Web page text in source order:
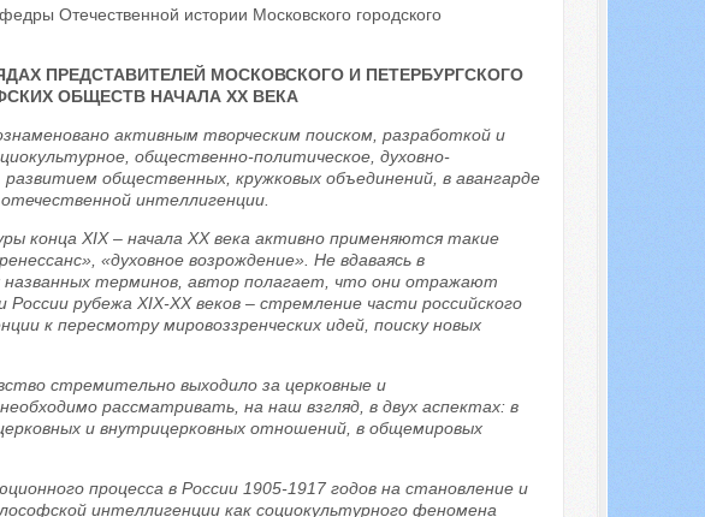
Отечественной истории Московского городского
ПРЕДСТАВИТЕЛЕЙ МОСКОВСКОГО И ПЕТЕРБУРГСКОГО
ОБЩЕСТВ НАЧАЛА ХХ ВЕКА
активным творческим поиском, разработкой и
общественно-политическое, духовно-
общественных, кружковых объединений, в авангарде
интеллигенции.
конца XIX – начала XX века активно применяются такие
«духовное возрождение». Не вдаваясь в
названных терминов, автор полагает, что они отражают
рубежа XIX-XX веков – стремление части российского
к пересмотру мировоззренческих идей, поиску новых
стремительно выходило за церковные и
рассматривать, на наш взгляд, в двух аспектах: в
и внутрицерковных отношений, в общемировых
процесса в России 1905-1917 годов на становление и
интеллигенции как социокультурного феномена